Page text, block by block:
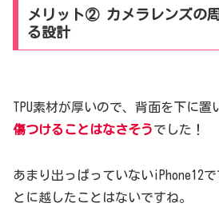
メリット② カメラレンズの
る設計
TPU素材が厚いので、背面を下に置
傷つけることはなさそうでした！
あまり出っぱっていないiPhone12
とに越したことはないですね。